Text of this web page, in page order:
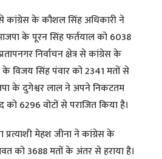
कांग्रेस के कौशल सिंह अधिकारी ने
के पूरन सिंह फर्तयाल को 6038
निर्वाचन क्षेत्र से कांग्रेस के
के विजय सिंह पंवार को 2341 मतों से
के दुगेश्वर लाल ने अपने निकटतम
को 6296 वोटों से पराजित किया है।
मेहश जीना ने कांग्रेस के
को 3688 मतों के अंतर से हराया है।